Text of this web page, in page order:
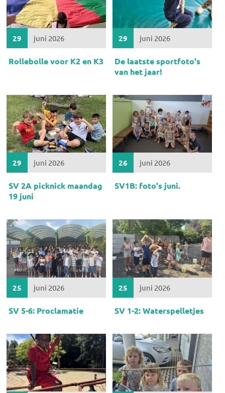
29 juni 2026
Rollebolle voor K2 en K3
29 juni 2026
De laatste sportfoto's
van het jaar!
29 juni 2026
SV 2A picknick maandag
19 juni
26 juni 2026
SV1B: foto's juni.
25 juni 2026
SV 5-6: Proclamatie
25 juni 2026
SV 1-2: Waterspelletjes